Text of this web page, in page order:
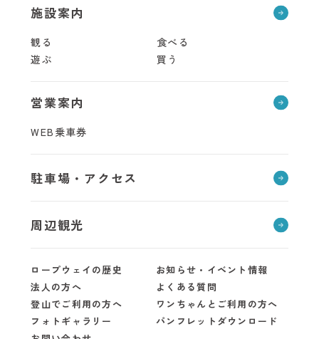
施設案内
観る
食べる
遊ぶ
買う
営業案内
WEB乗車券
駐車場・アクセス
周辺観光
ロープウェイの歴史
お知らせ・イベント情報
法人の方へ
よくある質問
登山でご利用の方へ
ワンちゃんとご利用の方へ
フォトギャラリー
パンフレットダウンロード